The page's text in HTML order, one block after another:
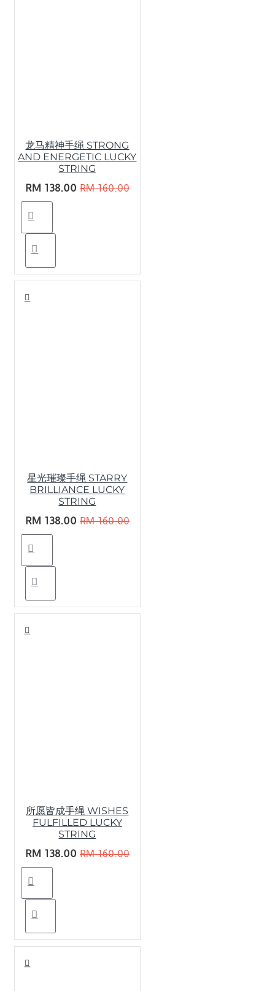
龙马精神手绳 STRONG
AND ENERGETIC LUCKY
STRING
RM 138.00 RM 160.00
星光璀璨手绳 STARRY
BRILLIANCE LUCKY
STRING
RM 138.00 RM 160.00
所愿皆成手绳 WISHES
FULFILLED LUCKY
STRING
RM 138.00 RM 160.00